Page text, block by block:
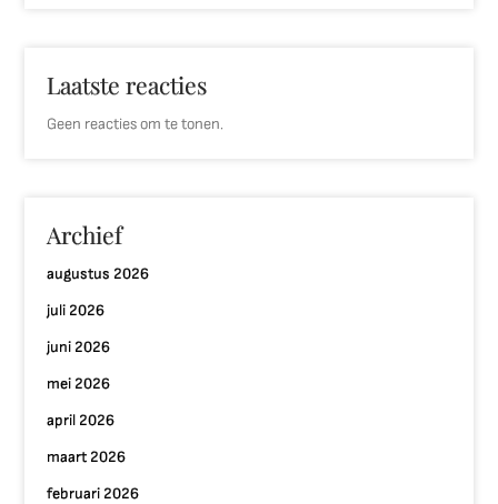
Laatste reacties
Geen reacties om te tonen.
Archief
augustus 2026
juli 2026
juni 2026
mei 2026
april 2026
maart 2026
februari 2026